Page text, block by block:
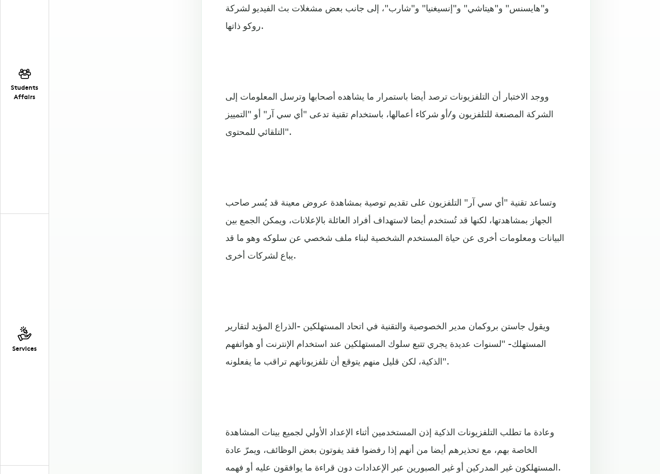
Students
Affairs
Services
و"هايسنس" و"هيتاشي" و"إنسيغنيا" و"شارب"، إلى جانب بعض مشغلات بث الفيديو لشركة
روكو ذاتها.
ووجد الاختبار أن التلفزيونات ترصد أيضا باستمرار ما يشاهده أصحابها وترسل المعلومات إلى
الشركة المصنعة للتلفزيون و/أو شركاء أعمالها، باستخدام تقنية تدعى "أي سي آر" أو "التمييز
التلقائي للمحتوى".
وتساعد تقنية "أي سي آر" التلفزيون على تقديم توصية بمشاهدة عروض معينة قد يُسر صاحب
الجهاز بمشاهدتها، لكنها قد تُستخدم أيضا لاستهداف أفراد العائلة بالإعلانات، ويمكن الجمع بين
البيانات ومعلومات أخرى عن حياة المستخدم الشخصية لبناء ملف شخصي عن سلوكه وهو ما قد
يباع لشركات أخرى.
ويقول جاستن بروكمان مدير الخصوصية والتقنية في اتحاد المستهلكين -الذراع المؤيد لتقارير
المستهلك- "لسنوات عديدة يجري تتبع سلوك المستهلكين عند استخدام الإنترنت أو هواتفهم
الذكية، لكن قليل منهم يتوقع أن تلفزيوناتهم تراقب ما يفعلونه".
وعادة ما تطلب التلفزيونات الذكية إذن المستخدمين أثناء الإعداد الأولي لجميع بينات المشاهدة
الخاصة بهم، مع تحذيرهم أيضا من أنهم إذا رفضوا فقد يفوتون بعض الوظائف، ويمرّ عادة
المستهلكون غير المدركين أو غير الصبورين عبر الإعدادات دون قراءة ما يوافقون عليه أو فهمه.